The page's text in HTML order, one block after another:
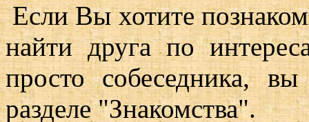
Если Вы хотите
найти друга по
просто собеседника,
разделе "Знакомства".